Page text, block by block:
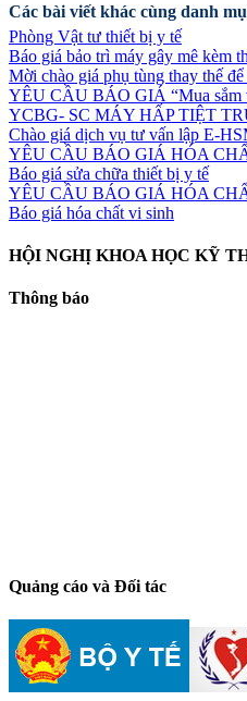
Các bài viết khác cùng danh
Phòng Vật tư thiết bị y tế
Báo giá bảo trì máy gây mê kèm
Mời chào giá phụ tùng thay thế để
YÊU CẦU BÁO GIÁ “Mua sắm
YCBG- SC MÁY HẤP TIỆT
Chào giá dịch vụ tư vấn lập E-
YÊU CẦU BÁO GIÁ HÓA
Báo giá sửa chữa thiết bị y tế
YÊU CẦU BÁO GIÁ HÓA
Báo giá hóa chất vi sinh
HỘI NGHỊ KHOA HỌC KỸ
Thông báo
Quảng cáo và Đối tác